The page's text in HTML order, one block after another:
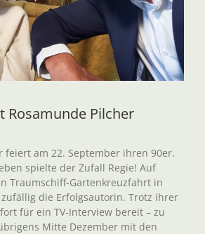
Rosamunde Pilcher
feiert am 22. September ihren 90er.
spielte der Zufall Regie! Auf
Traumschiff-Gartenkreuzfahrt in
die Erfolgsautorin. Trotz ihrer
für ein TV-Interview bereit – zu
Mitte Dezember mit den